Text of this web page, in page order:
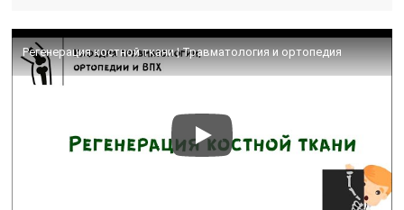
Регенерация костной ткани | Травматология и ортопедия